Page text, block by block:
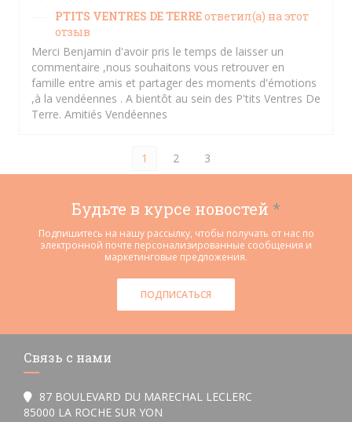
PTITS VENTRES DE TERREответил(а) на этот
отзыв
Merci Benjamin d'avoir pris le temps de laisser un
commentaire ,nous souhaitons vous retrouver en
famille entre amis et partager des moments d'émotions
,à la vendéennes . A bientôt au sein des P'tits Ventres De
Terre. Amitiés Vendéennes
1 2 3
Будьте в курсе новостей *
Подпишитесь на нашу рассылку, чтобы получать от нас по
электронной почте персонализированные сообщения и
маркетинговые предложения.
ПОДПИСАТЬСЯ
Связь с нами
87 BOULEVARD DU MARECHAL LECLERC
85000 LA ROCHE SUR YON